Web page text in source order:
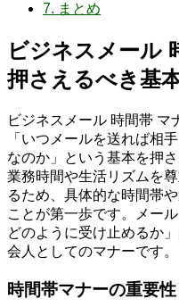
7. まとめ
ビジネスメール
押さえるべき基
ビジネスメール 時間帯
「いつメールを送れば相
なのか」という基本を押
業務時間や生活リズムを
るため、具体的な時間帯
ことが第一歩です。メー
どのように受け止めるか
会人としてのマナーです。
時間帯マナーの重要